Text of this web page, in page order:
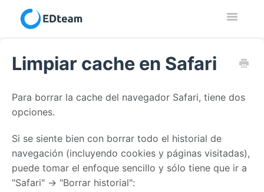
Toggle
Contacto
Limpiar cache en Safari
Para borrar la cache del navegador Safari, tiene dos
opciones.
Si se siente bien con borrar todo el historial de
navegación (incluyendo cookies y páginas visitadas),
puede tomar el enfoque sencillo y sólo tiene que ir a
"Safari" → "Borrar historial":